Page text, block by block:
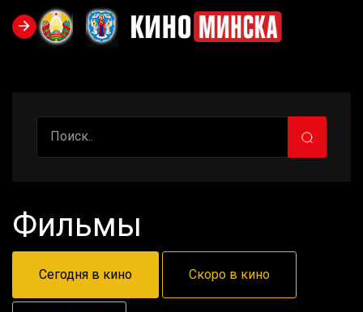
Фильмы
Сегодня в кино Скоро в кино